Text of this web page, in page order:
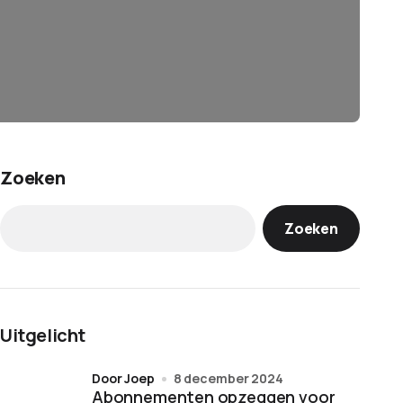
Zoeken
Zoeken
Uitgelicht
Abonnementen opzeggen voor
door Joep 8 december 2024